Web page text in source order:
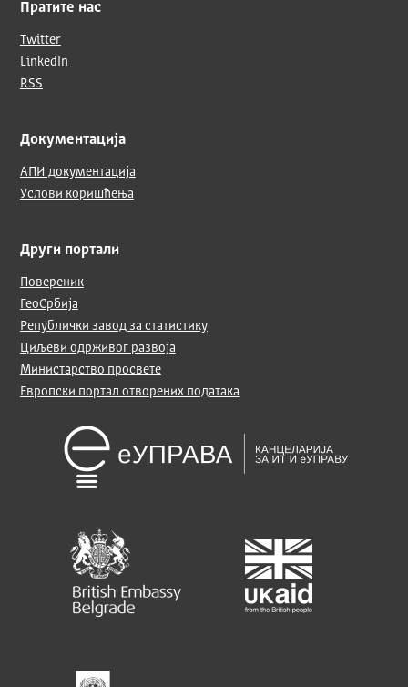
Пратите нас
Twitter
LinkedIn
RSS
Документација
АПИ документација
Услови коришћења
Други портали
Повереник
ГеоСрбија
Републички завод за статистику
Циљеви одрживог развоја
Министарство просвете
Европски портал отворених података